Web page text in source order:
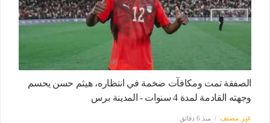
الصفقة تمت ومكافآت ضخمة في انتظاره، هيثم حسن يحسم
وجهته القادمة لمدة 4 سنوات - المدينة برس
غير مصنف منذ 6 دقائق